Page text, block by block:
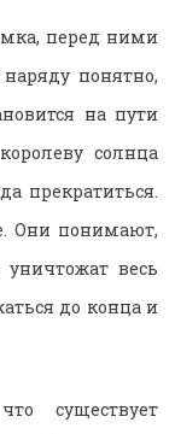
перед ними
понятно,
на пути
солнца
прекратиться.
Они понимают,
весь
до конца и
существует